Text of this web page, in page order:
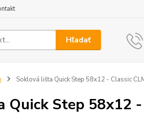
Hľadať
Soklová lišta Quick Step 58x12 - Classic
Quick Step 58x12